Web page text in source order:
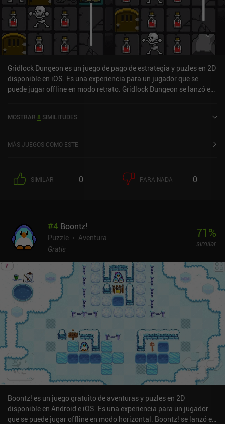
Gridlock Dungeon es un juego de pago de estrategia y puzles en 2D
disponible en iOS. Es una experiencia para un jugador que se
puede jugar offline en modo retrato. Gridlock Dungeon se lanzó en
MOSTRAR 8 SIMILITUDES
MÁS JUEGOS COMO ESTE
SIMILAR 0 PARA NADA 0
#4 Boontz!
Puzzle
Aventura
Gratis
71%
similar
Boontz! es un juego gratuito de aventuras y puzles en 2D
disponible en Android e iOS. Es una experiencia para un jugador
que se puede jugar offline en modo horizontal. Boontz! se lanzó en